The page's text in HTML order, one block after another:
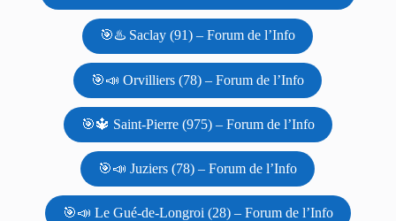
🎯♨️ Saclay (91) – Forum de l’Info
🎯📣 Orvilliers (78) – Forum de l’Info
🎯🔱 Saint-Pierre (975) – Forum de l’Info
🎯📣 Juziers (78) – Forum de l’Info
🎯📣 Le Gué-de-Longroi (28) – Forum de l’Info